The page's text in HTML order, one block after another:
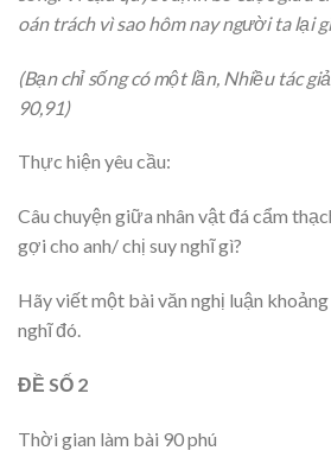
oán trách vì sao hôm nay người ta lại
(Bạn chỉ sống có một lần, Nhiều tác
90,91)
Thực hiện yêu cầu:
Câu chuyện giữa nhân vật đá cẩm
gợi cho anh/ chị suy nghĩ gì?
Hãy viết một bài văn nghị luận
nghĩ đó.
ĐỀ SỐ 2
Thời gian làm bài 90 phú